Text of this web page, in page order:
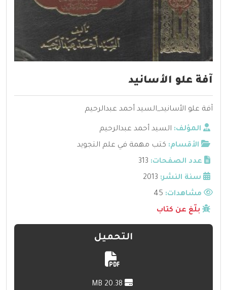
آفة علو الأسانيد
آفة علو الأسانيد_السيد أحمد عبدالرحيم
المؤلف: السيد أحمد عبدالرحيم
الأقسام: كتب مهمة في علم التجويد
عدد الصفحات: 313
سنة النشر: 2013
مشاهدات:
بلّغ عن كتاب
التحميل